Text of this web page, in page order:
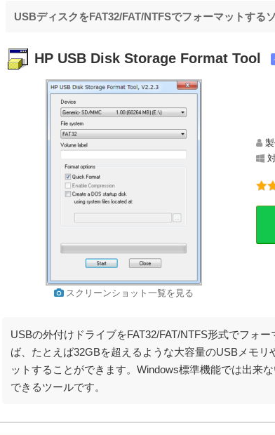
USBディスクをFAT32/FAT/NTFSでフォーマットする
HP USB Disk Storage Format Tool
スクリーンショット一覧を見る
製
USBの外付けドライブをFAT32/FAT/NTFS形式でフォ
ば、たとえば32GBを超えるような大容量のUSBメモリ
ットすることができます。Windows標準機能では出来
できるツールです。